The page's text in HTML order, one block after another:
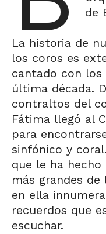
de
La historia de
los coros es
cantado con
última década.
contraltos del
Fátima llegó al
para
sinfónico y
que le ha
más grandes
en ella
recuerdos que
escuchar.